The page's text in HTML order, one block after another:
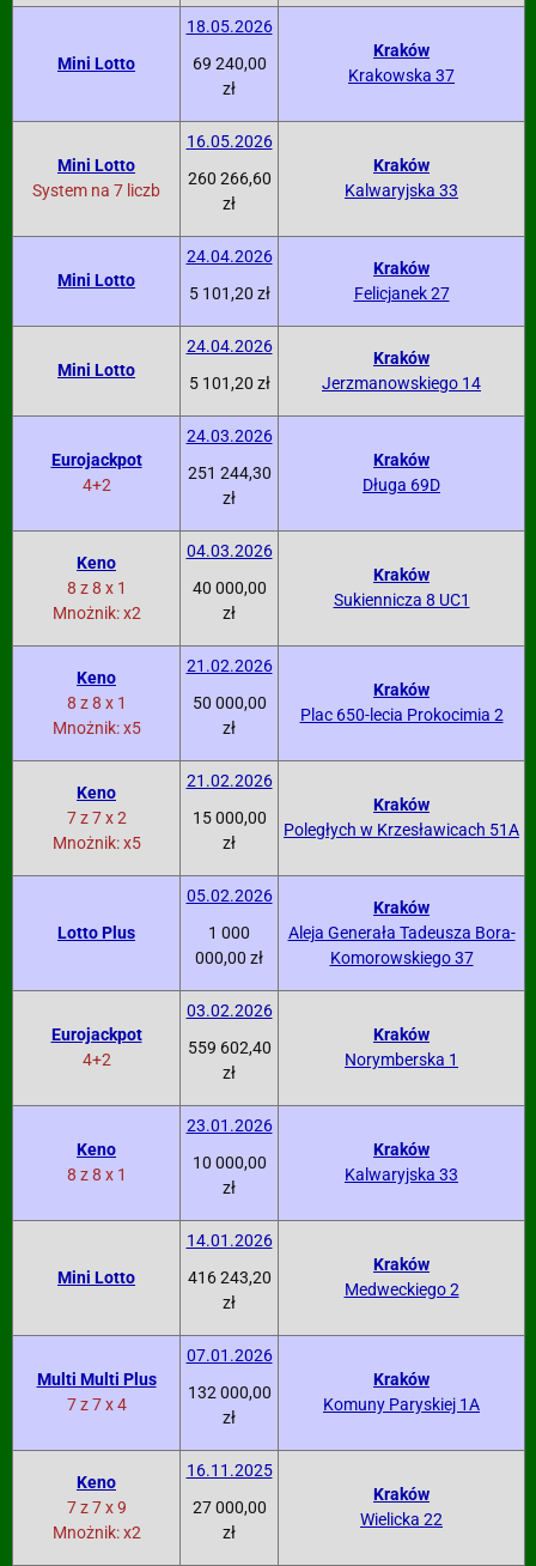
Mini Lotto
18.05.2026
69 240,00
zł
Kraków
Krakowska 37
Mini Lotto
System na 7 liczb
16.05.2026
260 266,60
zł
Kraków
Kalwaryjska 33
Mini Lotto
24.04.2026
5 101,20 zł
Kraków
Felicjanek 27
Mini Lotto
24.04.2026
5 101,20 zł
Kraków
Jerzmanowskiego 14
Eurojackpot
4+2
24.03.2026
251 244,30
zł
Kraków
Długa 69D
Keno
8 z 8 x 1
Mnożnik: x2
04.03.2026
40 000,00
zł
Kraków
Sukiennicza 8 UC1
Keno
8 z 8 x 1
Mnożnik: x5
21.02.2026
50 000,00
zł
Kraków
Plac 650-lecia Prokocimia 2
Keno
7 z 7 x 2
Mnożnik: x5
21.02.2026
15 000,00
zł
Kraków
Poległych w Krzesławicach 51A
Lotto Plus
05.02.2026
1 000
000,00 zł
Kraków
Aleja Generała Tadeusza Bora-
Komorowskiego 37
Eurojackpot
4+2
03.02.2026
559 602,40
zł
Kraków
Norymberska 1
Keno
8 z 8 x 1
23.01.2026
10 000,00
zł
Kraków
Kalwaryjska 33
Mini Lotto
14.01.2026
416 243,20
zł
Kraków
Medweckiego 2
Multi Multi Plus
7 z 7 x 4
07.01.2026
132 000,00
zł
Kraków
Komuny Paryskiej 1A
Keno
7 z 7 x 9
Mnożnik: x2
16.11.2025
27 000,00
zł
Kraków
Wielicka 22